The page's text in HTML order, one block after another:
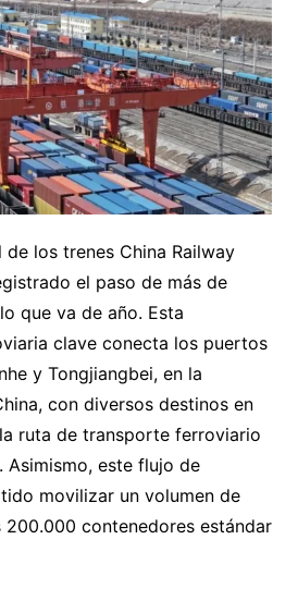
los trenes China Railway
el paso de más de
que va de año. Esta
clave conecta los puertos
y Tongjiangbei, en la
con diversos destinos en
ruta de transporte ferroviario
Asimismo, este flujo de
movilizar un volumen de
contenedores estándar